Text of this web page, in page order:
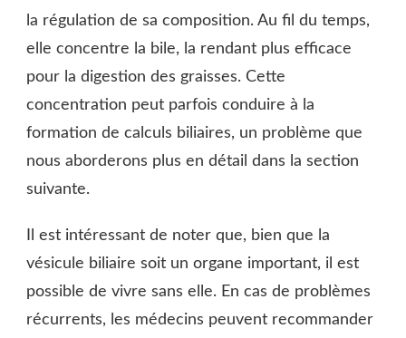
la régulation de sa composition. Au fil du temps,
elle concentre la bile, la rendant plus efficace
pour la digestion des graisses. Cette
concentration peut parfois conduire à la
formation de calculs biliaires, un problème que
nous aborderons plus en détail dans la section
suivante.
Il est intéressant de noter que, bien que la
vésicule biliaire soit un organe important, il est
possible de vivre sans elle. En cas de problèmes
récurrents, les médecins peuvent recommander